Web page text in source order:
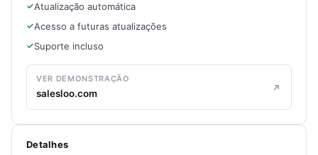
Atualização automática
Acesso a futuras atualizações
Suporte incluso
VER DEMONSTRAÇÃO
salesloo.com
Detalhes